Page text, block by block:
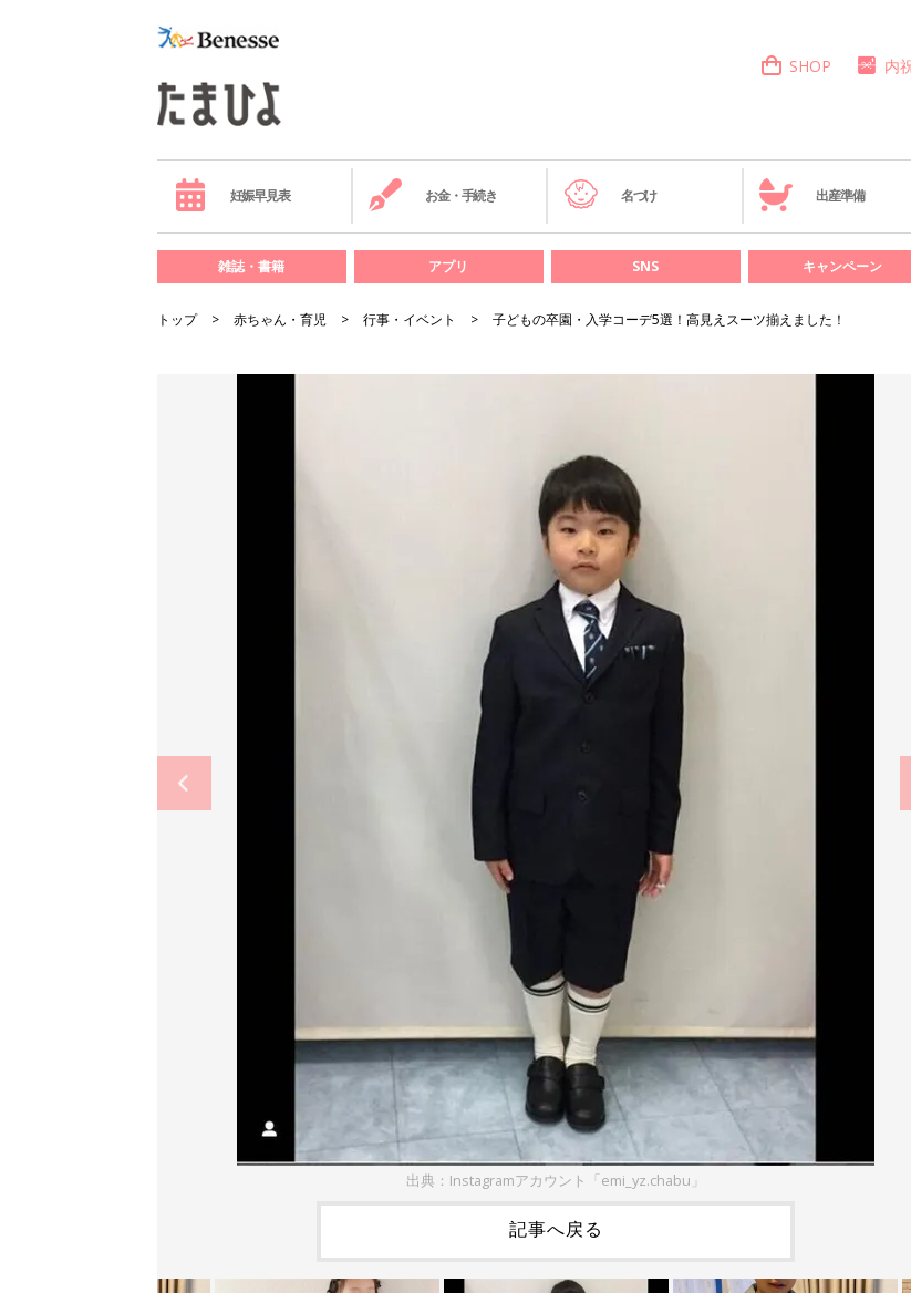
SHOP 内
妊娠早見表 お金・手続き 名づけ 出産準備
雑誌・書籍 アプリ SNS キャンペーン
トップ 赤ちゃん・育児 行事・イベント 子どもの卒園・入学コーデ5選！高見えスーツ揃えました！
出典：Instagramアカウント「emi_yz.chabu」
記事へ戻る